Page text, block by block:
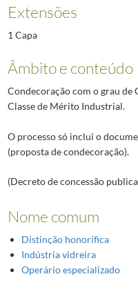
Extensões
1 Capa
Âmbito e conteúdo
Condecoração com o grau
Classe de Mérito Industrial.
O processo só inclui o
(proposta de condecoração).
(Decreto de concessão
Nome comum
Distinção honorífica
Indústria vidreira
Operário especializado